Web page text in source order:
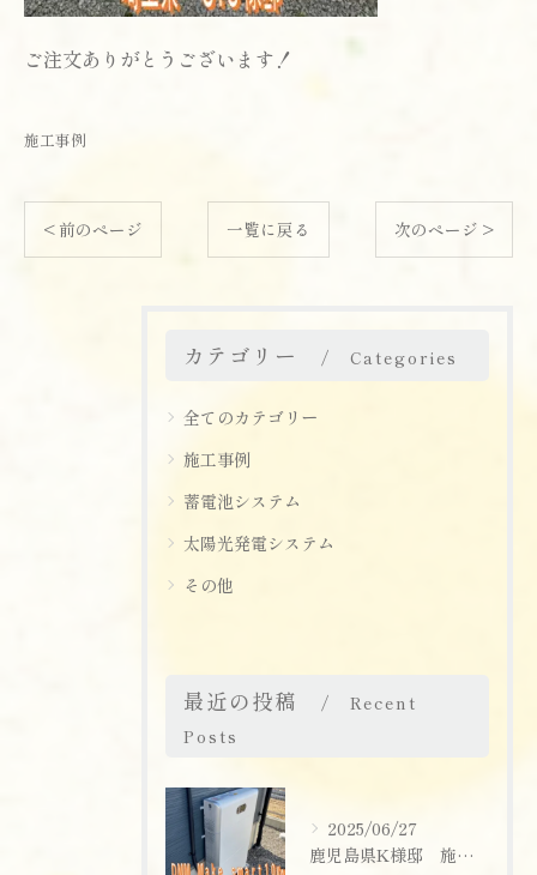
ご注文ありがとうございます！
施工事例
< 前のページ 一覧に戻る 次のページ >
カテゴリー Categories
全てのカテゴリー
施工事例
蓄電池システム
太陽光発電システム
その他
最近の投稿
Recent
Posts
2025/06/27
鹿児島県K様邸 施工実績